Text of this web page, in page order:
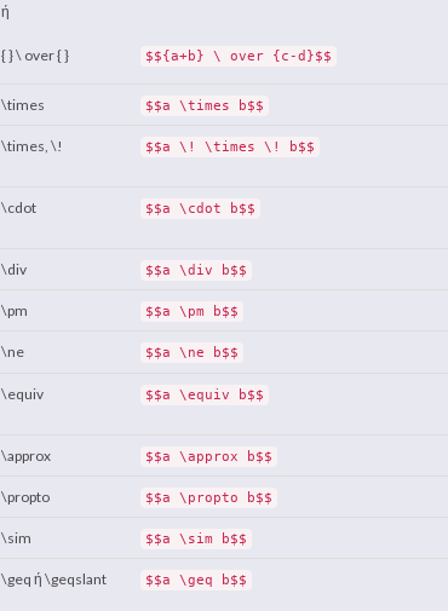
ή
{ } \ over { } $${a+b} \ over {c-d}$$
\times $$a \times b$$
\times, \! $$a \! \times \! b$$
\cdot $$a \cdot b$$
\div $$a \div b$$
\pm $$a \pm b$$
\ne $$a \ne b$$
\equiv $$a \equiv b$$
\approx $$a \approx b$$
\propto $$a \propto b$$
\sim $$a \sim b$$
\geq ή \geqslant $$a \geq b$$